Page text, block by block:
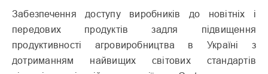
Забезпечення доступу виробників до новітніх і
передових продуктів задля підвищення
продуктивності агровиробництва в Україні з
дотриманням найвищих світових стандартів